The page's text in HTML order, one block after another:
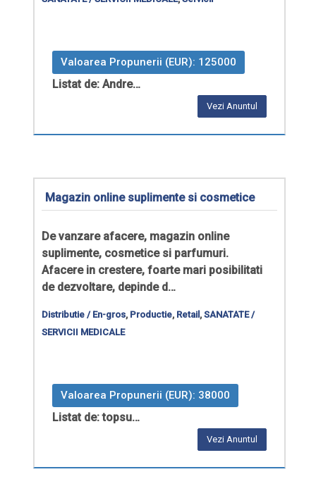
Valoarea Propunerii (EUR): 125000
Listat de: Andre…
Vezi Anuntul
Magazin online suplimente si cosmetice
De vanzare afacere, magazin online
suplimente, cosmetice si parfumuri.
Afacere in crestere, foarte mari posibilitati
de dezvoltare, depinde d…
Distributie / En-gros, Productie, Retail, SANATATE /
SERVICII MEDICALE
Valoarea Propunerii (EUR): 38000
Listat de: topsu…
Vezi Anuntul